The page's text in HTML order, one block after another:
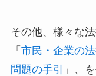
その他、様々な
「 市民・企業の
問題の手引
」、